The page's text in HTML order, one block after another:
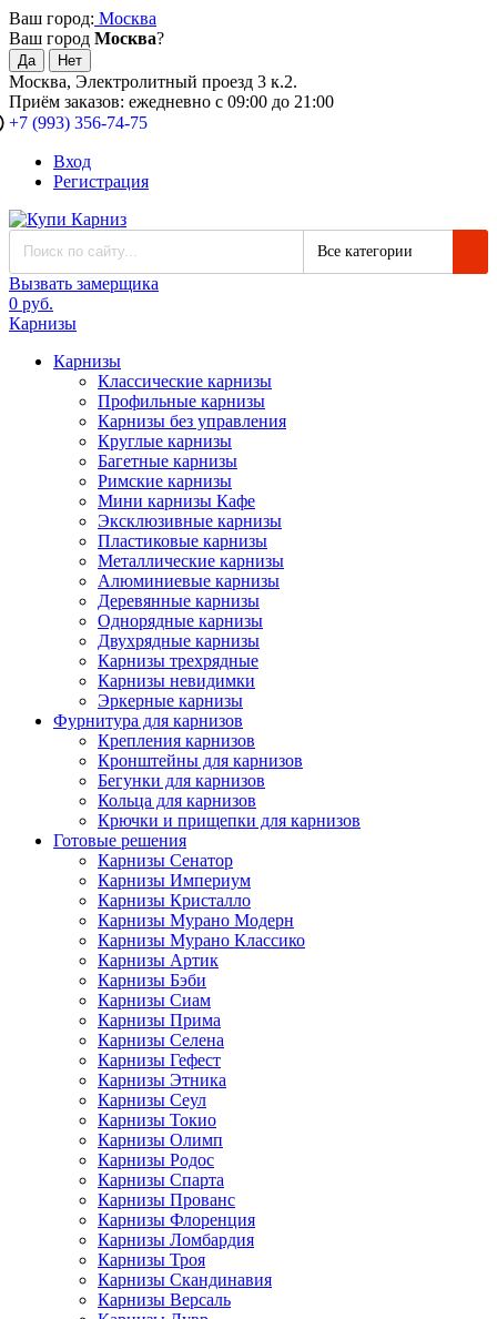
Ваш город: Москва
Ваш город Москва?
Москва, Электролитный проезд 3 к.2.
Приём заказов: ежедневно с 09:00 до 21:00
+7 (993) 356-74-75
Вход
Регистрация
Все категории
Вызвать замерщика
0 руб.
Карнизы
Карнизы
Классические карнизы
Профильные карнизы
Карнизы без управления
Круглые карнизы
Багетные карнизы
Римские карнизы
Мини карнизы Кафе
Эксклюзивные карнизы
Пластиковые карнизы
Металлические карнизы
Алюминиевые карнизы
Деревянные карнизы
Однорядные карнизы
Двухрядные карнизы
Карнизы трехрядные
Карнизы невидимки
Эркерные карнизы
Фурнитура для карнизов
Крепления карнизов
Кронштейны для карнизов
Бегунки для карнизов
Кольца для карнизов
Крючки и прищепки для карнизов
Готовые решения
Карнизы Сенатор
Карнизы Империум
Карнизы Кристалло
Карнизы Мурано Модерн
Карнизы Мурано Классико
Карнизы Артик
Карнизы Бэби
Карнизы Сиам
Карнизы Прима
Карнизы Селена
Карнизы Гефест
Карнизы Этника
Карнизы Сеул
Карнизы Токио
Карнизы Олимп
Карнизы Родос
Карнизы Спарта
Карнизы Прованс
Карнизы Флоренция
Карнизы Ломбардия
Карнизы Троя
Карнизы Скандинавия
Карнизы Версаль